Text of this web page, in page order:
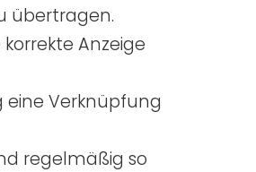
übertragen.
Anzeige
eine Verknüpfung
regelmäßig so